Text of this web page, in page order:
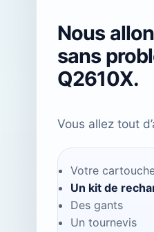
Nous
sans
Q2610X.
Vous allez tout
Votre
Un kit de
Des gants
Un tournevis